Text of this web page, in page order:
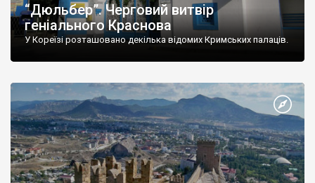
“Дюльбер”. Черговий витвір
геніального Краснова
У Кореїзі розташовано декілька відомих Кримських палаців.